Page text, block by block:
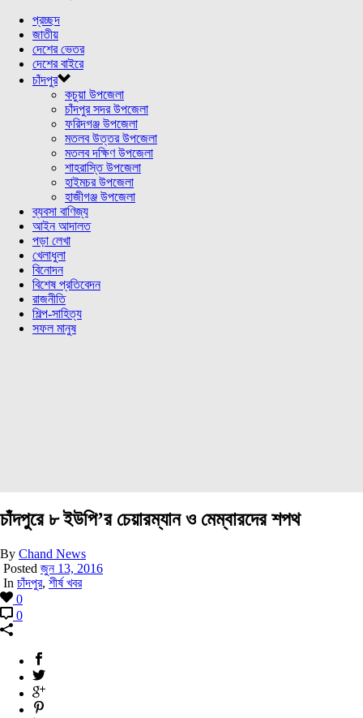
প্রচ্ছদ
জাতীয়
দেশের ভেতর
দেশের বাইরে
চাঁদপুর
কচুয়া উপজেলা
চাঁদপুর সদর উপজেলা
ফরিদগঞ্জ উপজেলা
মতলব উত্তর উপজেলা
মতলব দক্ষিণ উপজেলা
শাহরাস্তি উপজেলা
হাইমচর উপজেলা
হাজীগঞ্জ উপজেলা
ব্যবসা বাণিজ্য
আইন আদালত
পড়া লেখা
খেলাধুলা
বিনোদন
বিশেষ প্রতিবেদন
রাজনীতি
শিল্প-সাহিত্য
সফল মানুষ
চাঁদপুরে ৮ ইউপি’র চেয়ারম্যান ও মেম্বারদের শপথ
By Chand News
Posted জুন 13, 2016
In চাঁদপুর, শীর্ষ খবর
0
0